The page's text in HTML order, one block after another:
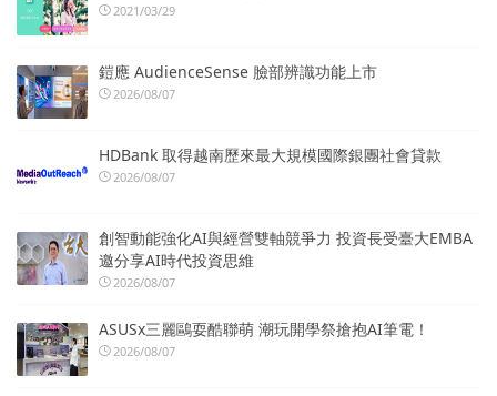
2021/03/29
鎧應 AudienceSense 臉部辨識功能上市
2026/08/07
HDBank 取得越南歷來最大規模國際銀團社會貸款
2026/08/07
創智動能強化AI與經營雙軸競爭力 投資長受臺大EMBA
邀分享AI時代投資思維
2026/08/07
ASUSx三麗鷗耍酷聯萌 潮玩開學祭搶抱AI筆電！
2026/08/07